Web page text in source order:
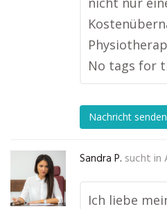
No tags for
Nachricht senden
Sandra P. sucht in
Ich liebe